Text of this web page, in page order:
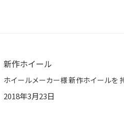
新作ホイール
2018年3月23日